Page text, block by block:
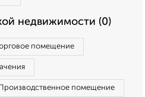
недвижимости (0)
помещение
Производственное помещение